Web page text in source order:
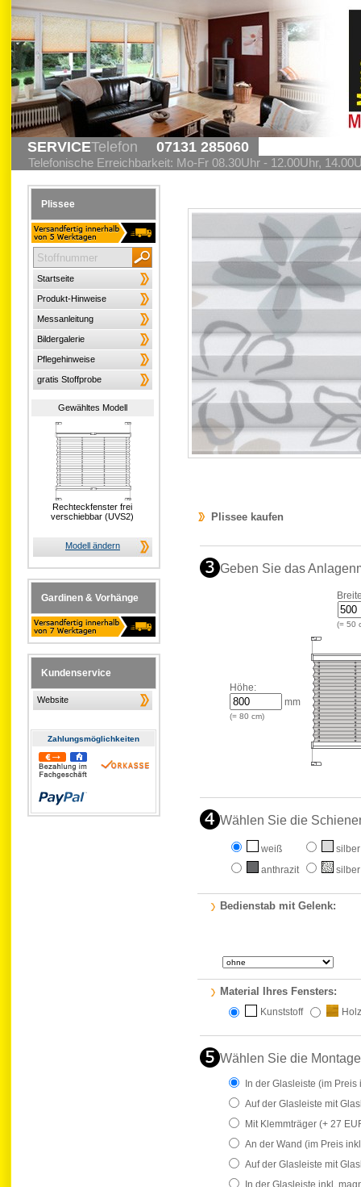
SERVICETelefon 07131 285060
Telefonische Erreichbarkeit: Mo-Fr 08.30Uhr - 12.00Uhr,
Plissee
Startseite
Produkt-Hinweise
Messanleitung
Bildergalerie
Pflegehinweise
gratis Stoffprobe
Gewähltes Modell
Rechteckfenster frei
verschiebbar (UVS2)
Modell ändern
Gardinen & Vorhänge
Kundenservice
Website
Zahlungs­möglichkeiten
Plissee kaufen
Geben Sie das
(=50
Höhe:
mm
(= 80 cm)
Wählen Sie die
weiß
silber
anthrazit
Bedienstab mit Gelenk:
Material Ihres Fensters:
Kunststoff Holz
Wählen Sie die
In der Glasleiste (im Preis
Auf der Glasleiste mit
Mit Klemmträger (+ 27
An der Wand (im Preis
Auf der Glasleiste mit
In der Glasleiste inkl.